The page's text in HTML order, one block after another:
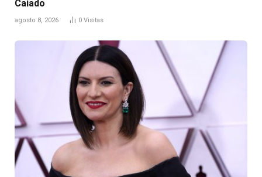
Caiado
agosto 8, 2026 0 Visitas